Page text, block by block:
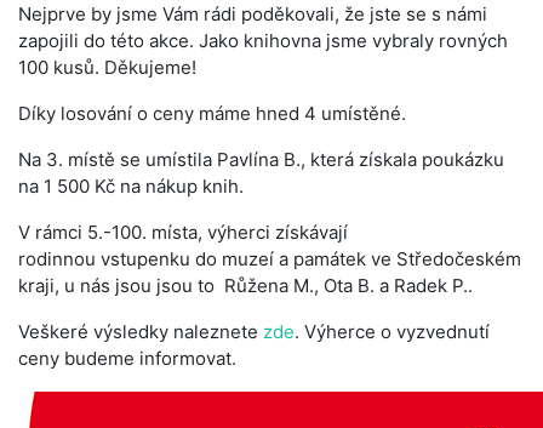
Nejprve by jsme Vám rádi poděkovali, že jste se s námi
zapojili do této akce. Jako knihovna jsme vybraly rovných
100 kusů. Děkujeme!
Díky losování o ceny máme hned 4 umístěné.
Na 3. místě se umístila Pavlína B., která získala poukázku
na 1 500 Kč na nákup knih.
V rámci 5.-100. místa, výherci získávají
rodinnou vstupenku do muzeí a památek ve Středočeském
kraji, u nás jsou jsou to Růžena M., Ota B. a Radek P..
Veškeré výsledky naleznete zde. Výherce o vyzvednutí
ceny budeme informovat.